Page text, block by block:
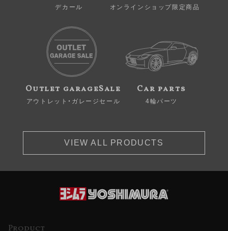
デカール オンラインショップ限定商品
Outlet garageSale
アウトレット・ガレージセール
Car parts
4輪パーツ
VIEW ALL PRODUCTS
Product